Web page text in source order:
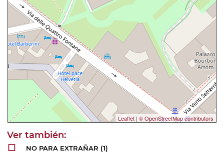
Leaflet | © OpenStreetMap contributors
NO PARA EXTRAÑAR (1)